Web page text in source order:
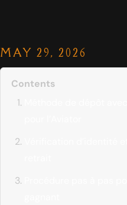
MAY 29, 2026
Contents